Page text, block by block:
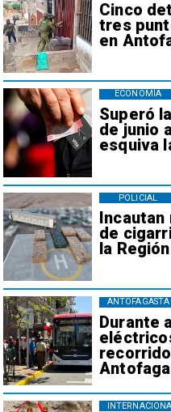
Cinco
tres
en
Superó
de junio
esquiva
ECONOMÍA
de
la
POLICIAL
Durante
ANTOFAGASTA